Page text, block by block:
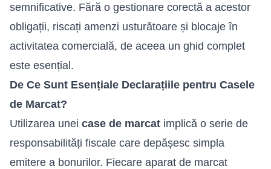
semnificative. Fără o gestionare corectă a acestor
obligații, riscați amenzi usturătoare și blocaje în
activitatea comercială, de aceea un ghid complet
este esențial.
De Ce Sunt Esențiale Declarațiile pentru Casele
de Marcat?
Utilizarea unei case de marcat implică o serie de
responsabilități fiscale care depășesc simpla
emitere a bonurilor. Fiecare aparat de marcat